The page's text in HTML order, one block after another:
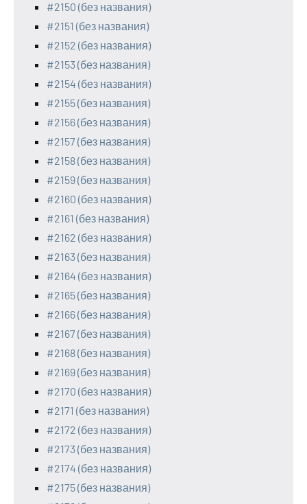
#2150 (без названия)
#2151 (без названия)
#2152 (без названия)
#2153 (без названия)
#2154 (без названия)
#2155 (без названия)
#2156 (без названия)
#2157 (без названия)
#2158 (без названия)
#2159 (без названия)
#2160 (без названия)
#2161 (без названия)
#2162 (без названия)
#2163 (без названия)
#2164 (без названия)
#2165 (без названия)
#2166 (без названия)
#2167 (без названия)
#2168 (без названия)
#2169 (без названия)
#2170 (без названия)
#2171 (без названия)
#2172 (без названия)
#2173 (без названия)
#2174 (без названия)
#2175 (без названия)